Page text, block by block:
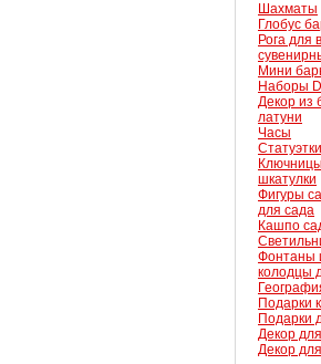
Шахматы
Глобус
Рога для
Мини
Наборы
Декор из
латуни
Часы
шкатулки
Фигуры
для сада
Кашпо
Фонтаны
колодцы
Подарки
Подарки
Декор
Декор